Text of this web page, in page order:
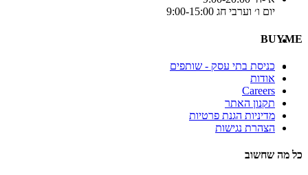
יום ו׳ וערבי חג 9:00-15:00
BUYME
כניסת בתי עסק - שותפים
אודות
Careers
תקנון האתר
מדיניות הגנת פרטיות
הצהרת נגישות
כל מה שחשוב